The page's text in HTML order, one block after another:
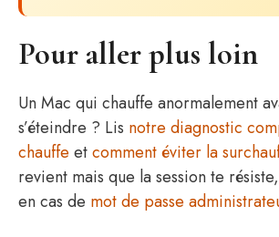
Pour aller plus loin
Un Mac qui chauffe anormalement
s’éteindre ? Lis notre diagnostic
chauffe etcomment éviter la
revient mais que la session te
en cas de mot de passe